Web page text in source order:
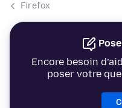
Firefox
Encore besoin
poser votre